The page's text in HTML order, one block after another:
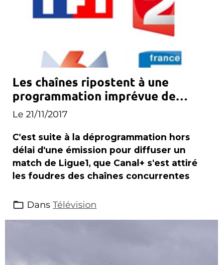
Les chaînes ripostent à une
programmation imprévue de
Canal+
Le 21/11/2017
C'est suite à la déprogrammation hors
délai d'une émission pour diffuser un
match de Ligue1, que Canal+ s'est attiré
les foudres des chaînes concurrentes
Dans Télévision